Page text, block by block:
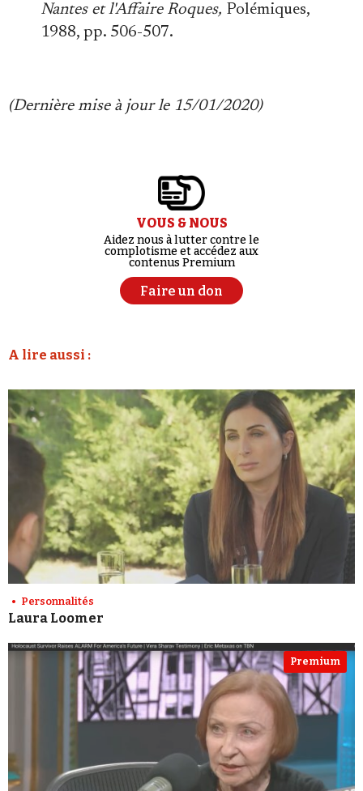
Nantes et l'Affaire Roques, Polémiques,
1988, pp. 506-507.
(Dernière mise à jour le 15/01/2020)
VOUS & NOUS
Aidez nous à lutter contre le
complotisme et accédez aux
contenus Premium
Faire un don
A lire aussi :
Personnalités
Laura Loomer
Premium